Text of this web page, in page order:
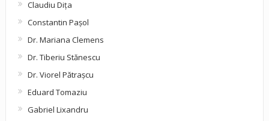
Claudiu Diţa
Constantin Pașol
Dr. Mariana Clemens
Dr. Tiberiu Stănescu
Dr. Viorel Pătraşcu
Eduard Tomaziu
Gabriel Lixandru